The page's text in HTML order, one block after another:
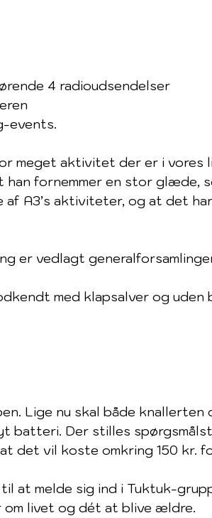
4 radioudsendelser
events.
meget aktivitet der er i vores
fornemmer en stor glæde,
af A3’s aktiviteter, og at det
er vedlagt
med klapsalver og uden
Lige nu skal både knallerten
batteri. Der stilles
det vil koste omkring 150 kr.
at melde sig ind i Tuktuk-
om livet og dét at blive ældre.